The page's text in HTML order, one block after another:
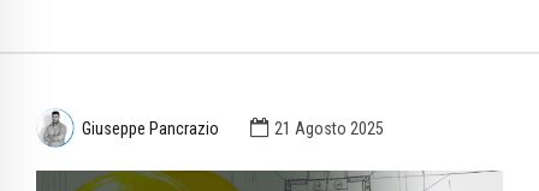
Giuseppe Pancrazio 21 Agosto 2025